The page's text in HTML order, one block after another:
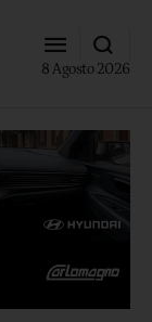
8 Agosto 2026